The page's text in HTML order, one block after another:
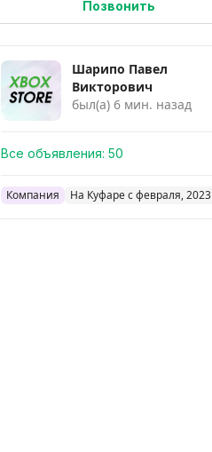
Позвонить
Шарипо Павел
Викторович
был(а) 6 мин. назад
Все объявления: 50
Компания На Куфаре с февраля, 2023